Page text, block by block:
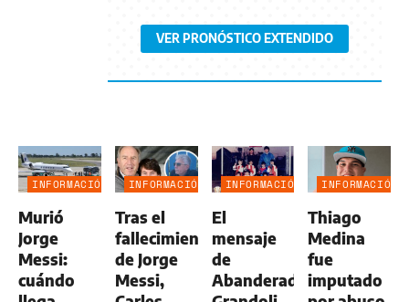
VER PRONÓSTICO EXTENDIDO
INFORMACIÓN
Murió
Jorge
Messi:
cuándo
INFORMACIÓN
Tras el
fallecimiento
de Jorge
Messi,
INFORMACIÓN
El
mensaje
de
Abanderado
INFORMACIÓN
Thiago
Medina
fue
imputado